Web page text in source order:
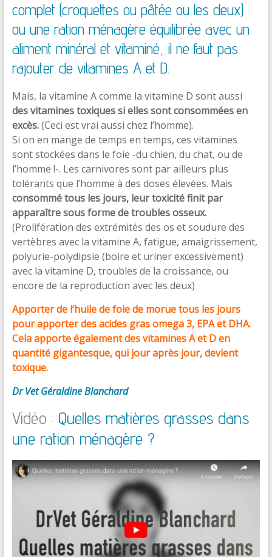
complet (croquettes ou pâtée ou les deux)
ou une ration ménagère équilibrée avec un
aliment minéral et vitaminé, il ne faut pas
rajouter de vitamines A et D.
Mais, la vitamine A comme la vitamine D sont aussi
des vitamines toxiques si elles sont consommées en
excès.(Ceci est vrai aussi chez l’homme).
Si on en mange de temps en temps, ces vitamines
sont stockées dans le foie -du chien, du chat, ou de
l’homme !-. Les carnivores sont par ailleurs plus
tolérants que l’homme à des doses élevées. Mais
consommé tous les jours, leur toxicité finit par
apparaître sous forme de troubles osseux.
(Prolifération des extrémités des os et soudure des
vertèbres avec la vitamine A, fatigue, amaigrissement,
polyurie-polydipsie (boire et uriner excessivement)
avec la vitamine D, troubles de la croissance, ou
encore de la reproduction avec les deux)
Apporter de l’huile de foie de morue tous les jours
pour apporter des acides gras omega 3, EPA et DHA.
Cela apporte également des vitamines A et D en
quantité gigantesque, qui jour après jour, devient
toxique.
Dr Vet Géraldine Blanchard
Vidéo : Quelles matières grasses dans
une ration ménagère ?